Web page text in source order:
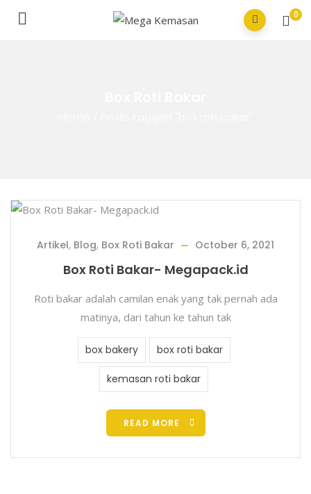
0
Artikel, Blog, Box Roti Bakar October 6, 2021
Box Roti Bakar- Megapack.id
Roti bakar adalah camilan enak yang tak pernah ada
matinya, dari tahun ke tahun tak
box bakery box roti bakar
kemasan roti bakar
READ MORE